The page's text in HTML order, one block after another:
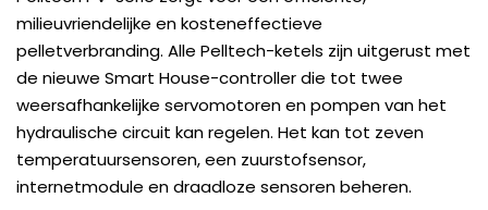
milieuvriendelijke en kosteneffectieve
pelletverbranding. Alle Pelltech-ketels zijn uitgerust met
de nieuwe Smart House-controller die tot twee
weersafhankelijke servomotoren en pompen van het
hydraulische circuit kan regelen. Het kan tot zeven
temperatuursensoren, een zuurstofsensor,
internetmodule en draadloze sensoren beheren.